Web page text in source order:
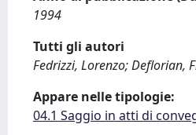
1994
Tutti gli autori
Fedrizzi, Lorenzo; Deflorian,
Appare nelle tipologie:
04.1 Saggio in atti di